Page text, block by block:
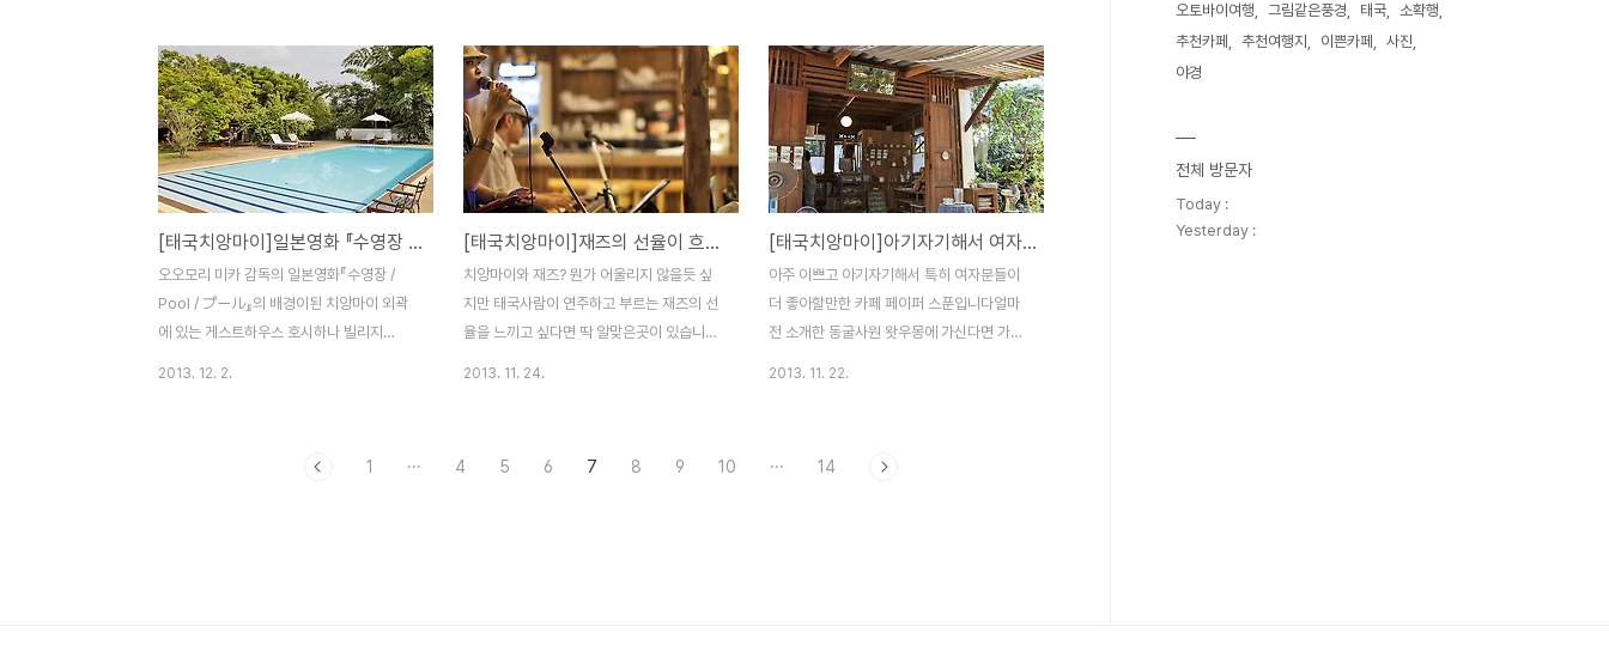
함께 열린다고해서 첫날 축제를 찾았습니다
행사 일정표를 정확히 몰라서 조금일찍 벌룬
페스티벌이 열리는 골프장을 찾았는데 이미
많은 사람들이 와서 북적북적 하네요 나름 국
제행사인데 입구가 조금 어설픈게 살짝 기대
는 내려놓고 들어갑니다 입장료가 200바트
네요가운데 입을 가린 친구가 돈을 받고 표를
끊어주는데 사람들과 떠드느라 정신이 없었
는지 저한테 줘야할 표를 휴지통으로....^^;웃
으면서 카메라를 들고 사진을 ..
리가 나오는데 거기서 또 좌회전을 하고 18
㎞정도를 계속 직진하면 됩니다 참고로
1096번 도로변에는 코끼리캠프, 타이거킹
덤, 실탄 사격장등 각종 시설들이 모여있는곳
이니 개인적으로 가실분들은 참고하세요
1096번 도로는 꼬불꼬불 산을 오르는 드라
이브하기 아주 좋은 도로로 정상에 다다르면
퐁양이라는 마을이 나오는데 그 마을을 벗어
날때쯤 왼쪽에팬바이맨 치앙마이 스파 리조
트(Panviman Chiangmai Spa Res..
상당히 사치스러운곳이었습니다님만해민에
서의 한끼 식사값이 올드시티의 게스트하우
스 하루숙박비와 맞먹던가 더비싸기 때문이
죠 그런데 요즘은 많이 바뀐게 님만해민에만
머물며 아예 올드시티는 썬데이마켓외에는
찾질 않는 여행자가 늘고 있다는거죠배낭여
행자가 돈이 풍족한건 아니지만 그렇다고 먹
고 싶은거 안먹고 최소한의 비용으로만 하는
게 진정한 배낭여행은 아니니 뭐라하면 안된
다고 생각합니다 오늘은 아주 고급스럽지만
[태국치앙마이]일본영화 『수영장 / Pool / プール』의 촬영지였던 게스트하우스 호시하나 빌리지 / Hoshihana Village
오오모리 미카 감독의 일본영화『수영장 /
Pool / プール』의 배경이된 치앙마이 외곽
에 있는 게스트하우스 호시하나 빌리지
트하우스에 머물고 있는 엄마 쿄코를 만나러
2013. 12. 2.
[태국치앙마이]재즈의 선율이 흐르는 숲속 공연장 카페 뱀부하우스 / Bamboo House
치앙마이와 재즈? 뭔가 어울리지 않을듯 싶
지만 태국사람이 연주하고 부르는 재즈의 선
율을 느끼고 싶다면 딱 알맞은곳이 있습니다
서 121번 도로를 타고 항동 방향으로 10㎞
2013. 11. 24.
[태국치앙마이]아기자기해서 여자가 더 좋아할만한 카페 페이퍼 스푼 / PAPER SPOON
아주 이쁘고 아기자기해서 특히 여자분들이
더 좋아할만한 카페 페이퍼 스푼입니다얼마
전 소개한 동굴사원 왓우몽에 가신다면 가까
간판이 보입니다 간판이 작아 자칫 지나칠수
2013. 11. 22.
1 ··· 4 5 6 7 8 9 10 ··· 14
오토바이여행
그림같은풍경 태국
소확행
추천카페
추천여행지 이쁜카페
사진
야경
전체 방문자
Today :
Yesterday :